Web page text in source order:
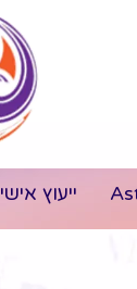
ייעוץ אישי